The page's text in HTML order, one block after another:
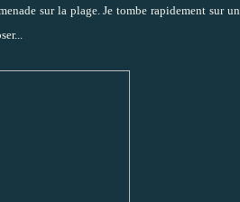
sur la plage. Je tombe rapidement sur